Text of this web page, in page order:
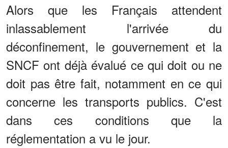
Alors que les Français attendent
inlassablement l'arrivée du
déconfinement, le gouvernement et la
SNCF ont déjà évalué ce qui doit ou ne
doit pas être fait, notamment en ce qui
concerne les transports publics. C'est
dans ces conditions que la
réglementation a vu le jour.